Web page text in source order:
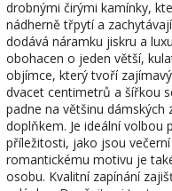
drobnými čirými kamínky,
nádherně třpytí a
dodává náramku jiskru a
obohacen o jeden větší,
objímce, který tvoří
dvacet centimetrů a šířkou
padne na většinu
doplňkem. Je ideální volbou
příležitosti, jako jsou
romantickému motivu je
osobu. Kvalitní zapínání